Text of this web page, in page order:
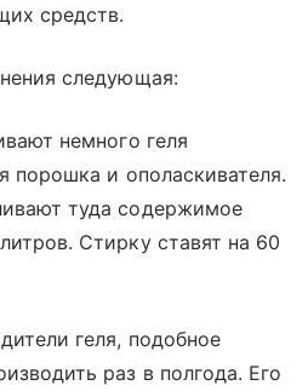
средств.
следующая:
немного геля
порошка и ополаскивателя.
туда содержимое
Стирку ставят на 60
геля, подобное
раз в полгода. Его